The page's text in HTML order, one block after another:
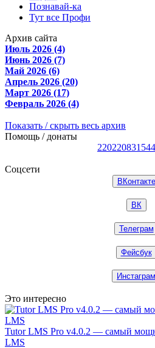
Познавай-ка
Тут все Профи
Архив сайта
Июль 2026 (4)
Июнь 2026 (7)
Май 2026 (6)
Апрель 2026 (20)
Март 2026 (17)
Февраль 2026 (4)
Показать / скрыть весь архив
Помощь / донаты
Соцсети
ВКонтакте
ВК
Телеграм
Фейсбук
Инстаграм
Это интересно
Tutor LMS Pro v4.0.2 — самый
LMS